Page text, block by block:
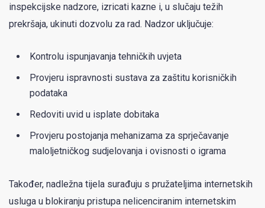
inspekcijske nadzore, izricati kazne i, u slučaju težih
prekršaja, ukinuti dozvolu za rad. Nadzor uključuje:
Kontrolu ispunjavanja tehničkih uvjeta
Provjeru ispravnosti sustava za zaštitu korisničkih
podataka
Redoviti uvid u isplate dobitaka
Provjeru postojanja mehanizama za sprječavanje
maloljetničkog sudjelovanja i ovisnosti o igrama
Također, nadležna tijela surađuju s pružateljima internetskih
usluga u blokiranju pristupa nelicenciranim internetskim